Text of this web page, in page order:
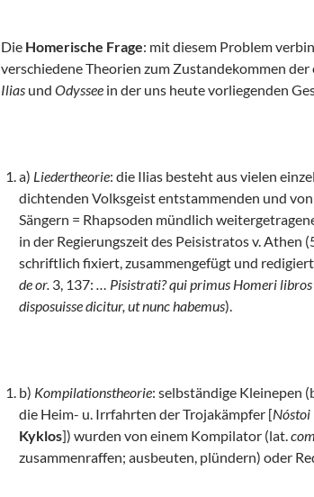
Die Homerische Frage: mit diesem Problem
verschiedene Theorien zum Zustandekommen
Ilias und Odyssee in der uns heute vorliegenden
a) Liedertheorie: die Ilias besteht aus vielen
dichtenden Volksgeist entstammenden und
Sängern = Rhapsoden mündlich
in der Regierungszeit des Peisistratos v. Athen
schriftlich fixiert, zusammengefügt und
de or. 3, 137: … Pisistrati? qui primus Homeri libros
disposuisse dicitur, ut nunc habemus).
b) Kompilationstheorie: selbständige Kleinepen
die Heim- u. Irrfahrten der Trojakämpfer [Nóstoi
Kyklos]) wurden von einem Kompilator (lat.
zusammenraffen; ausbeuten, plündern) oder